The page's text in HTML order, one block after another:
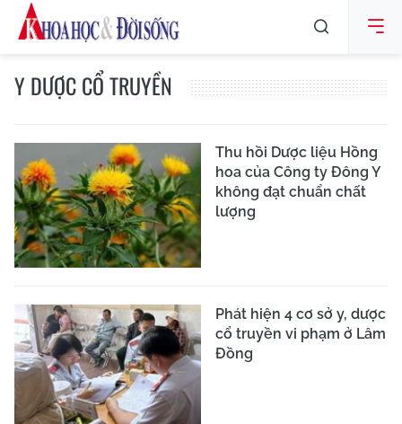
Y DƯỢC CỔ TRUYỀN
Thu hồi Dược liệu Hồng
hoa của Công ty Đông Y
không đạt chuẩn chất
lượng
Phát hiện 4 cơ sở y, dược
cổ truyền vi phạm ở Lâm
Đồng